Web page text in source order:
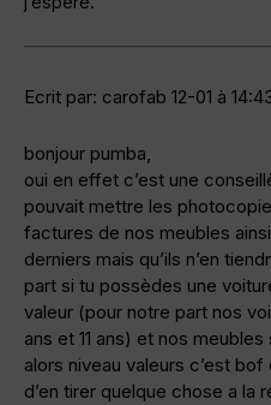
Ecrit par: carofab 12-01 à
bonjour pumba,
oui en effet c’est une
pouvait mettre les
factures de nos meubles
derniers mais qu’ils n’en
part si tu possèdes une
valeur (pour notre part nos
ans et 11 ans) et nos
alors niveau valeurs c’est
d’en tirer quelque chose a la